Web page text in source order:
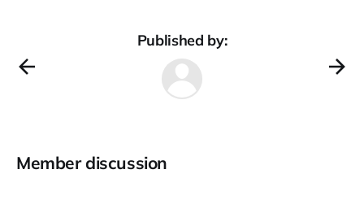
Published by:
Member discussion